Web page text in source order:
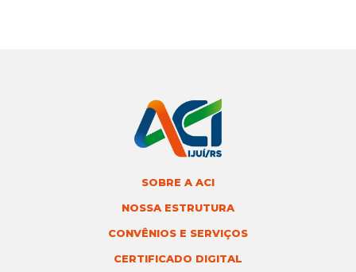
SOBRE A ACI
NOSSA ESTRUTURA
CONVÊNIOS E SERVIÇOS
CERTIFICADO DIGITAL